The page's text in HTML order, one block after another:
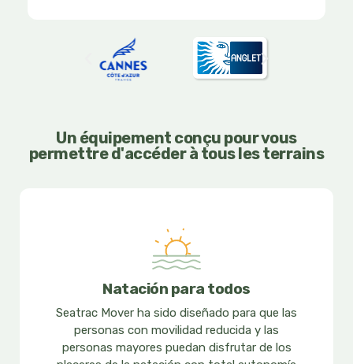
Un équipement conçu pour vous
permettre d'accéder à tous les terrains
Natación para todos
Seatrac Mover ha sido diseñado para que las
personas con movilidad reducida y las
personas mayores puedan disfrutar de los